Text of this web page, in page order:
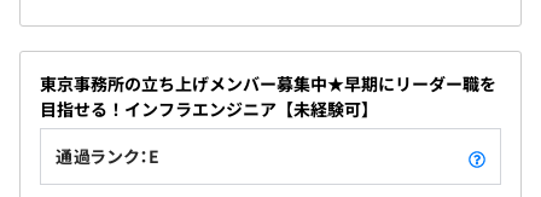
東京事務所の立ち上げメンバー募集中★早期にリーダー職を
目指せる！インフラエンジニア【未経験可】
通過ランク：E